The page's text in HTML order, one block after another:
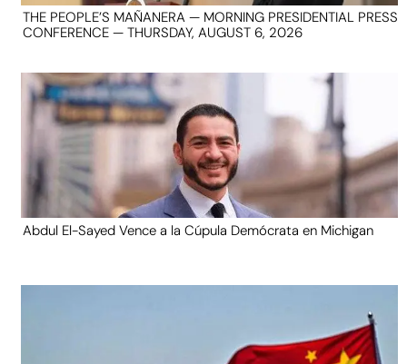
THE PEOPLE’S MAÑANERA — MORNING PRESIDENTIAL PRESS
CONFERENCE — THURSDAY, AUGUST 6, 2026
Abdul El-Sayed Vence a la Cúpula Demócrata en Michigan